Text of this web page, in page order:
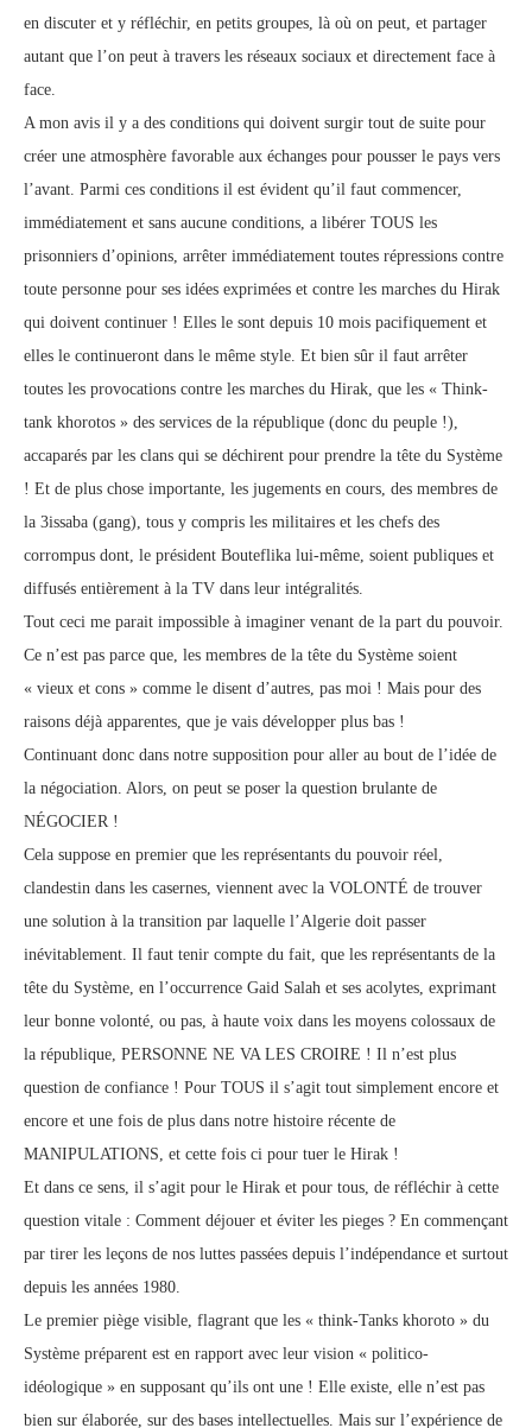
en discuter et y réfléchir, en petits groupes, là où on peut, et partager
autant que l’on peut à travers les réseaux sociaux et directement face à
face.
A mon avis il y a des conditions qui doivent surgir tout de suite pour
créer une atmosphère favorable aux échanges pour pousser le pays vers
l’avant. Parmi ces conditions il est évident qu’il faut commencer,
immédiatement et sans aucune conditions, a libérer TOUS les
prisonniers d’opinions, arrêter immédiatement toutes répressions contre
toute personne pour ses idées exprimées et contre les marches du Hirak
qui doivent continuer ! Elles le sont depuis 10 mois pacifiquement et
elles le continueront dans le même style. Et bien sûr il faut arrêter
toutes les provocations contre les marches du Hirak, que les « Think-
tank khorotos » des services de la république (donc du peuple !),
accaparés par les clans qui se déchirent pour prendre la tête du Système
! Et de plus chose importante, les jugements en cours, des membres de
la 3issaba (gang), tous y compris les militaires et les chefs des
corrompus dont, le président Bouteflika lui-même, soient publiques et
diffusés entièrement à la TV dans leur intégralités.
Tout ceci me parait impossible à imaginer venant de la part du pouvoir.
Ce n’est pas parce que, les membres de la tête du Système soient
« vieux et cons » comme le disent d’autres, pas moi ! Mais pour des
raisons déjà apparentes, que je vais développer plus bas !
Continuant donc dans notre supposition pour aller au bout de l’idée de
la négociation. Alors, on peut se poser la question brulante de
NÉGOCIER !
Cela suppose en premier que les représentants du pouvoir réel,
clandestin dans les casernes, viennent avec la VOLONTÉ de trouver
une solution à la transition par laquelle l’Algerie doit passer
inévitablement. Il faut tenir compte du fait, que les représentants de la
tête du Système, en l’occurrence Gaid Salah et ses acolytes, exprimant
leur bonne volonté, ou pas, à haute voix dans les moyens colossaux de
la république, PERSONNE NE VA LES CROIRE ! Il n’est plus
question de confiance ! Pour TOUS il s’agit tout simplement encore et
encore et une fois de plus dans notre histoire récente de
MANIPULATIONS, et cette fois ci pour tuer le Hirak !
Et dans ce sens, il s’agit pour le Hirak et pour tous, de réfléchir à cette
question vitale : Comment déjouer et éviter les pieges ? En commençant
par tirer les leçons de nos luttes passées depuis l’indépendance et surtout
depuis les années 1980.
Le premier piège visible, flagrant que les « think-Tanks khoroto » du
Système préparent est en rapport avec leur vision « politico-
idéologique » en supposant qu’ils ont une ! Elle existe, elle n’est pas
bien sur élaborée, sur des bases intellectuelles. Mais sur l’expérience de